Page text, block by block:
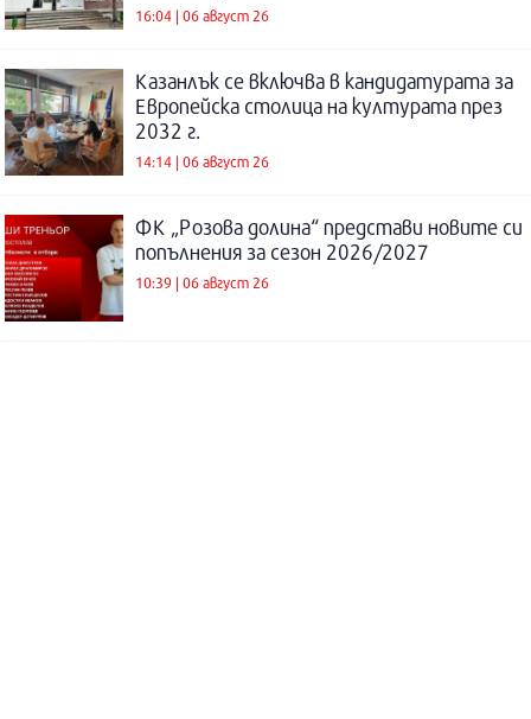
16:04 | 06 август 26
Казанлък се включва в кандидатурата за
Европейска столица на културата през
2032 г.
14:14 | 06 август 26
ФК „Розова долина“ представи новите си
попълнения за сезон 2026/2027
10:39 | 06 август 26